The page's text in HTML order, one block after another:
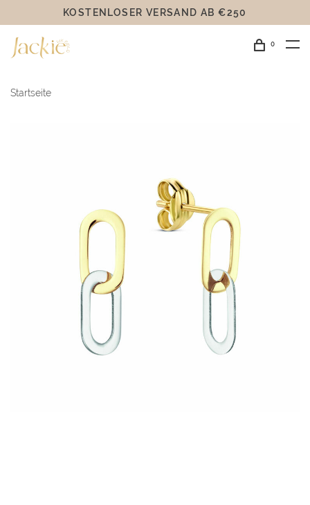
KOSTENLOSER VERSAND AB €250
0
Startseite